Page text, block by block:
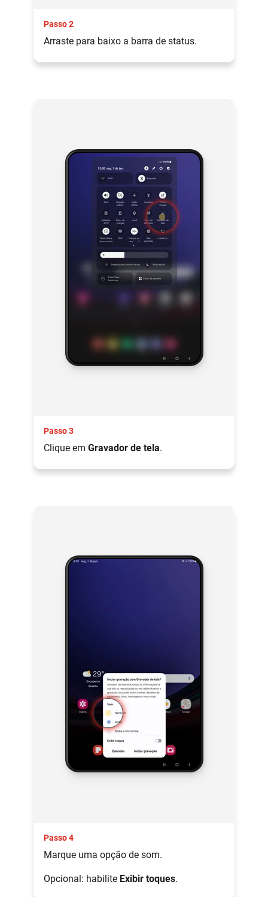
Passo 2
Arraste para baixo a barra de status.
Passo 3
Clique em Gravador de tela.
Passo 4
Marque uma opção de som.
Opcional: habilite Exibir toques.